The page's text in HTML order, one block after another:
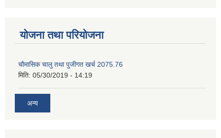
योजना तथा परियोजना
चाैमासिक चालु तथा पुजीगत खर्च 2075.76
मिति: 05/30/2019 - 14:19
अन्य